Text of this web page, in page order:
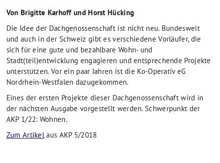
Von Brigitte Karhoff und Horst Hücking
Die Idee der Dachgenossenschaft ist nicht neu. Bundesweit
und auch in der Schweiz gibt es verschiedene Vorläufer, die
sich für eine gute und bezahlbare Wohn- und
Stadt(teil)entwicklung engagieren und entsprechende Projekte
unterstützen. Vor ein paar Jahren ist die Ko-Operativ eG
Nordrhein-Westfalen dazugekommen.
Eines der ersten Projekte dieser Dachgenossenschaft wird in
der nächsten Ausgabe vorgestellt werden. Schwerpunkt der
AKP 1/22: Wohnen.
Zum Artikelaus AKP 5/2018